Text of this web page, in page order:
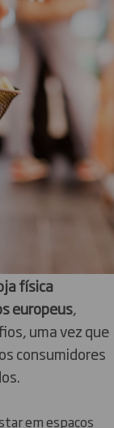
física
europeus,
uma vez que
consumidores
em espaços